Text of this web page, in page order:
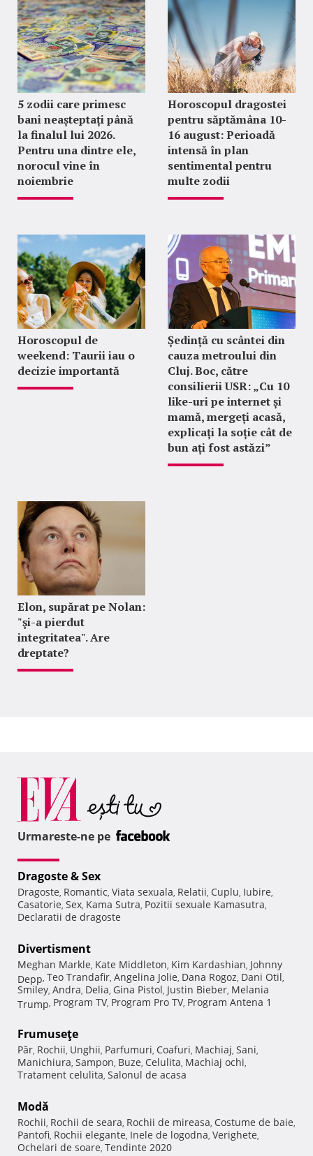
5 zodii care primesc
bani neașteptați până
la finalul lui 2026.
Pentru una dintre ele,
norocul vine în
noiembrie
Horoscopul dragostei
pentru săptămâna 10-
16 august: Perioadă
intensă în plan
sentimental pentru
multe zodii
Horoscopul de
weekend: Taurii iau o
decizie importantă
Ședință cu scântei din
cauza metroului din
Cluj. Boc, către
consilierii USR: „Cu 10
like-uri pe internet și
mamă, mergeți acasă,
explicați la soție cât de
bun ați fost astăzi”
Elon, supărat pe Nolan:
"şi-a pierdut
integritatea". Are
dreptate?
Urmareste-ne pe
Dragoste & Sex
Dragoste, Romantic, Viata sexuala, Relatii, Cuplu, Iubire,
Casatorie, Sex, Kama Sutra, Pozitii sexuale Kamasutra,
Declaratii de dragoste
Divertisment
Meghan Markle, Kate Middleton, Kim Kardashian, Johnny
Depp, Teo Trandafir, Angelina Jolie, Dana Rogoz, Dani Otil,
Smiley, Andra, Delia, Gina Pistol, Justin Bieber, Melania
Trump, Program TV, Program Pro TV, Program Antena 1
Frumuseţe
Păr, Rochii, Unghii, Parfumuri, Coafuri, Machiaj, Sani,
Manichiura, Sampon, Buze, Celulita, Machiaj ochi,
Tratament celulita, Salonul de acasa
Modă
Rochii, Rochii de seara, Rochii de mireasa, Costume de baie,
Pantofi, Rochii elegante, Inele de logodna, Verighete,
Ochelari de soare, Tendinte 2020